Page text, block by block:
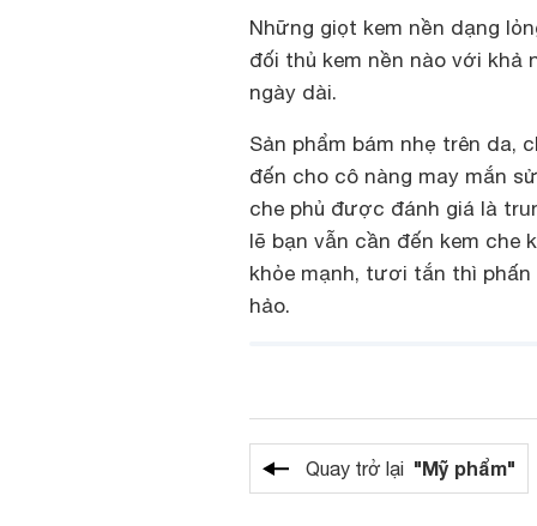
Những giọt kem nền dạng
đối thủ kem nền nào với khả
ngày dài.
Sản phẩm bám nhẹ trên da,
đến cho cô nàng may mắn
che phủ được đánh giá là
lẽ bạn vẫn cần đến kem che
khỏe mạnh, tươi tắn thì phấn
hảo.
Quay trở lại "Mỹ phẩm"